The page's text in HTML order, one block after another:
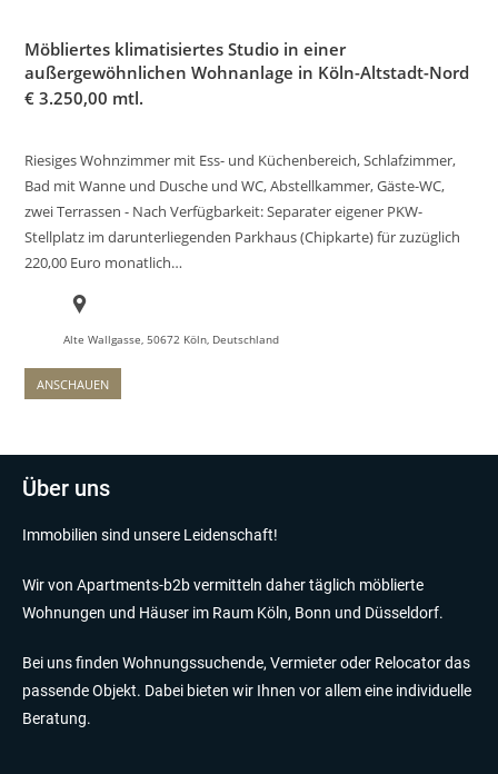
Möbliertes klimatisiertes Studio in einer
außergewöhnlichen Wohnanlage in Köln-Altstadt-Nord
€ 3.250,00 mtl.
Riesiges Wohnzimmer mit Ess- und Küchenbereich, Schlafzimmer,
Bad mit Wanne und Dusche und WC, Abstellkammer, Gäste-WC,
zwei Terrassen - Nach Verfügbarkeit: Separater eigener PKW-
Stellplatz im darunterliegenden Parkhaus (Chipkarte) für zuzüglich
220,00 Euro monatlich…
Alte Wallgasse, 50672 Köln, Deutschland
ANSCHAUEN
Über uns
Immobilien sind unsere Leidenschaft!
Wir von Apartments-b2b vermitteln daher täglich möblierte
Wohnungen und Häuser im Raum Köln, Bonn und Düsseldorf.
Bei uns finden Wohnungssuchende, Vermieter oder Relocator das
passende Objekt. Dabei bieten wir Ihnen vor allem eine individuelle
Beratung.